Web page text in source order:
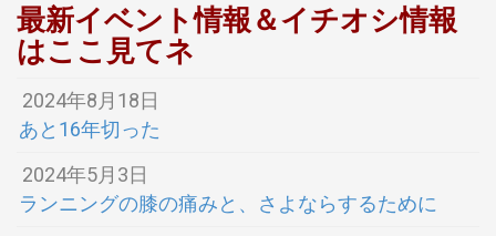
最新イベント情報＆イチオシ情報
はここ見てネ
2024年8月18日
あと16年切った
2024年5月3日
ランニングの膝の痛みと、さよならするために